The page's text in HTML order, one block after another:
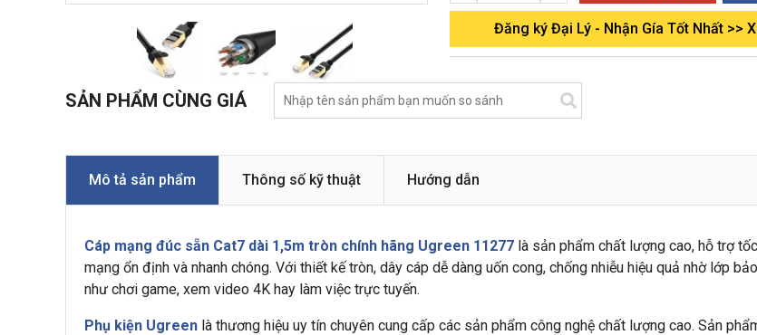
Đăng ký Đại Lý - Nhận Gía Tốt Nhất >>
SẢN PHẨM CÙNG GIÁ
Mô tả sản phẩm Thông số kỹ thuật Hướng dẫn
Cáp mạng đúc sẵn Cat7 dài 1,5m tròn chính hãng Ugreen 11277 là sản phẩm chất lượng cao, hỗ trợ
mạng ổn định và nhanh chóng. Với thiết kế tròn, dây cáp dễ dàng uốn cong, chống nhiễu hiệu quả nhờ lớp
như chơi game, xem video 4K hay làm việc trực tuyến.
Phụ kiện Ugreen là thương hiệu uy tín chuyên cung cấp các sản phẩm công nghệ chất lượng cao. Sản